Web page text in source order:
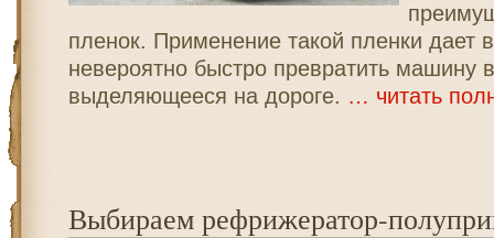
пленок. Применение такой пленки дает
невероятно быстро превратить машину
выделяющееся на дороге. … читать
Выбираем рефрижератор-